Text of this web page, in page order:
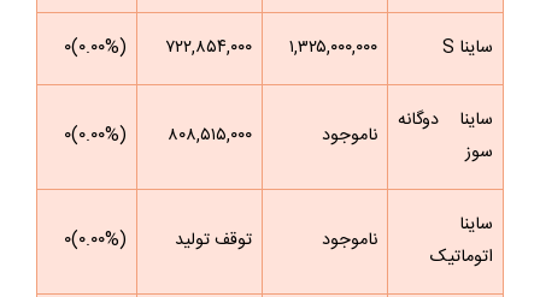
ساینا S ۱,۳۲۵,۰۰۰,۰۰۰ ۷۲۲,۸۵۴,۰۰۰ (۰.۰۰%)۰
ساینا دوگانه
سوز
ناموجود ۸۰۸,۵۱۵,۰۰۰ (۰.۰۰%)۰
ساینا
اتوماتیک
ناموجود توقف تولید (۰.۰۰%)۰